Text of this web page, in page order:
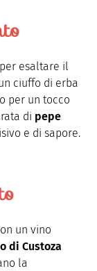
esaltare il
ciuffo di erba
per un tocco
di pepe
e di sapore.
un vino
di Custoza
la